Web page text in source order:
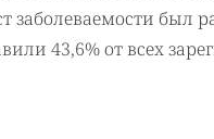
заболеваемости был
43,6% от всех